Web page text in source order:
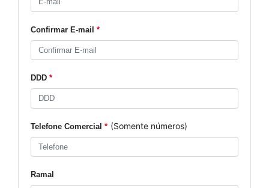
Confirmar E-mail *
DDD *
Telefone Comercial * (Somente números)
Ramal